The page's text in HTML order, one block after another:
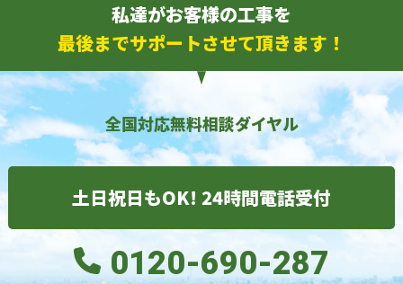
私達がお客様の工事を
最後までサポートさせて頂きます！
全国対応無料相談ダイヤル
土日祝日もOK! 24時間電話受付
0120-690-287